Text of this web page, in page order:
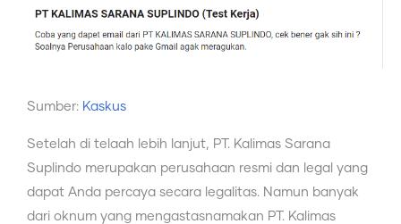
Sumber: Kaskus
Setelah di telaah lebih lanjut, PT. Kalimas Sarana
Suplindo merupakan perusahaan resmi dan legal yang
dapat Anda percaya secara legalitas. Namun banyak
dari oknum yang mengastasnamakan PT. Kalimas